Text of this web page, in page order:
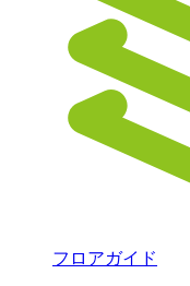
フロアガイド